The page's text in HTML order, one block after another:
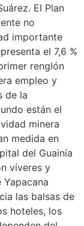
El Plan
no
importante
el 7,6 %
renglón
empleo y
de la
están el
minera
medida en
del Guainía
víveres y
las balsas de
hoteles, los